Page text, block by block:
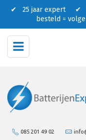
✔ 25 jaar expert ✔
besteld =
085 201 49 02